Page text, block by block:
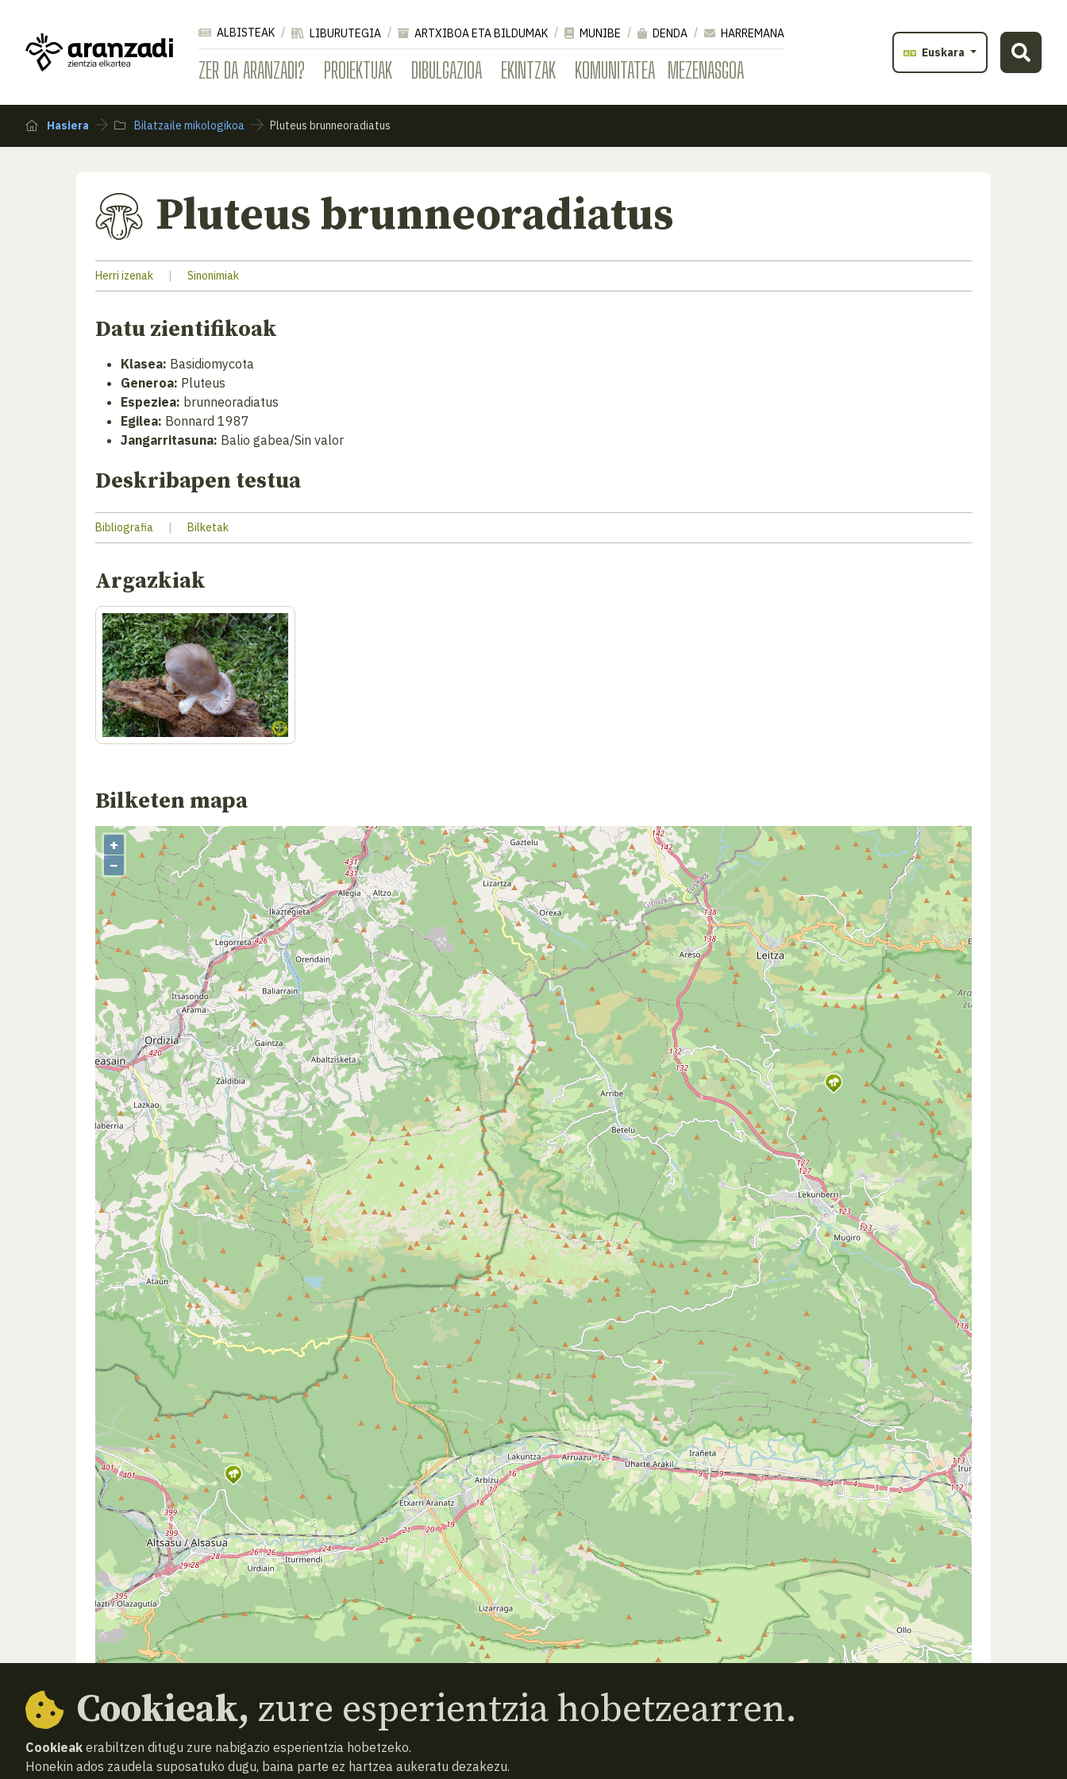
ZER DA ARANZADI? PROIEKTUAK DIBULGAZIOA EKINTZAK KOMUNITATEA MEZENASGOA
ALBISTEAK LIBURUTEGIA ARTXIBOA ETA BILDUMAK MUNIBE DENDA
HARREMANA
Euskara
Hasiera Bilatzaile mikologikoa Pluteus brunneoradiatus
Pluteus brunneoradiatus
Herri izenak | Sinonimiak
Datu zientifikoak
Klasea: Basidiomycota
Generoa: Pluteus
Espeziea: brunneoradiatus
Egilea: Bonnard 1987
Jangarritasuna: Balio gabea/Sin valor
Deskribapen testua
Bibliografia | Bilketak
Argazkiak
Bilketen mapa
+
−
Cookieak, zure esperientzia hobetzearren.
Cookieak erabiltzen ditugu zure nabigazio esperientzia hobetzeko.
Honekin ados zaudela suposatuko dugu, baina parte ez hartzea aukeratu dezakezu.